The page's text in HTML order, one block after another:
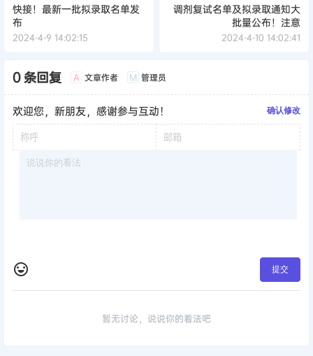
快接！最新一批拟录取名单发
布
2024-4-9 14:02:15
调剂复试名单及拟录取通知大
批量公布！注意
2024-4-10 14:02:41
0 条回复 A 文章作者 M 管理员
欢迎您，新朋友，感谢参与互动！ 确认修改
提交
暂无讨论，说说你的看法吧